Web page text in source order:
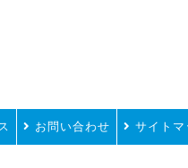
お問い合わせ サイトマ